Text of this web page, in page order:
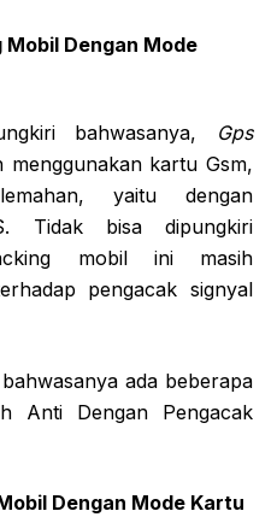
Mobil Dengan Mode
bahwasanya, Gps
menggunakan kartu Gsm,
yaitu dengan
Tidak bisa dipungkiri
mobil ini masih
pengacak signyal
ada beberapa
Anti Dengan Pengacak
Dengan Mode Kartu